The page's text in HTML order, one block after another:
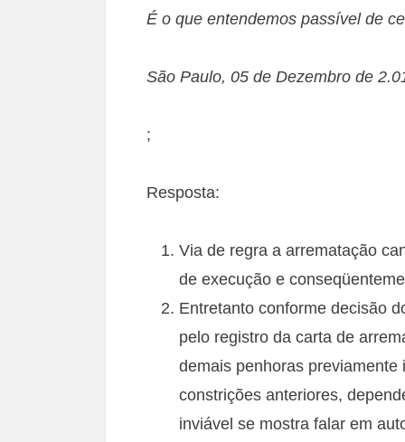
É o que entendemos passível de
São Paulo, 05 de Dezembro de
;
Resposta:
Via de regra a arrematação
de execução e
Entretanto conforme decisão
pelo registro da carta de
demais penhoras
constrições anteriores,
inviável se mostra falar em